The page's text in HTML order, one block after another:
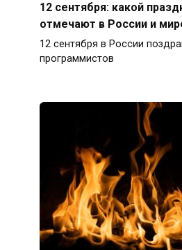
12 сентября: какой
отмечают в России и
12 сентября в России
программистов